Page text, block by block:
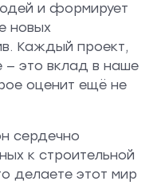
и формирует
новых
Каждый проект,
это вклад в наше
оценит ещё не
сердечно
к строительной
делаете этот мир